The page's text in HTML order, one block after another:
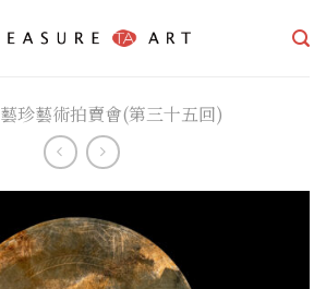
藝珍藝術拍賣會(第三十五回)